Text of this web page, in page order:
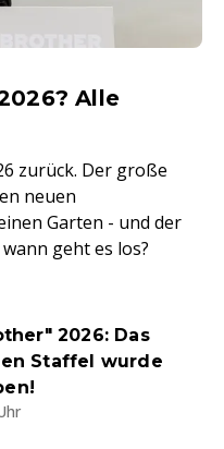
Alle
zurück. Der große
neuen
Garten - und der
geht es los?
2026: Das
Staffel wurde